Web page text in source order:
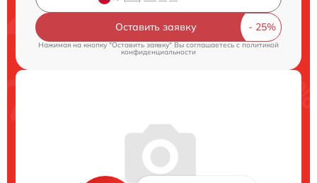
Оставить заявку
Нажимая на кнопку "Оставить заявку" Вы соглашаетесь cполитикой
конфиденциальности